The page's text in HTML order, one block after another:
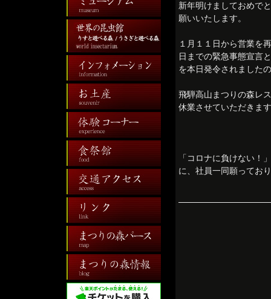
新年明けましておめで
願いいたします。
１月１１日から営業を
日までの緊急事態宣言
を本日発令されました
飛騨高山まつりの森レ
休業させていただきま
「コロナに負けない！
に、社員一同願ってお